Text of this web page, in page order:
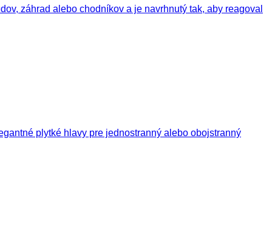
záhrad alebo chodníkov a je navrhnutý tak, aby reagoval
plytké hlavy pre jednostranný alebo obojstranný